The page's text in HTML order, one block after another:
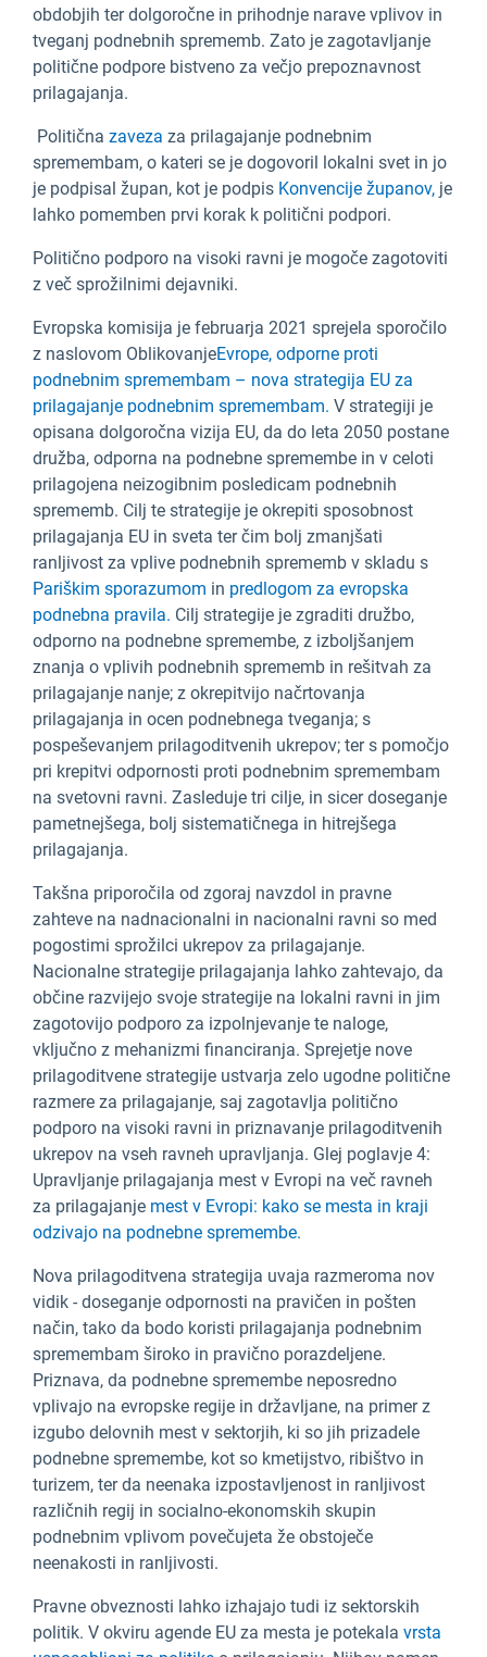
obdobjih ter dolgoročne in prihodnje narave vplivov in
tveganj podnebnih sprememb. Zato je zagotavljanje
politične podpore bistveno za večjo prepoznavnost
prilagajanja.
Politična zaveza za prilagajanje podnebnim
spremembam, o kateri se je dogovoril lokalni svet in jo
je podpisal župan, kot je podpis Konvencije županov, je
lahko pomemben prvi korak k politični podpori.
Politično podporo na visoki ravni je mogoče zagotoviti
z več sprožilnimi dejavniki.
Evropska komisija je februarja 2021 sprejela sporočilo
z naslovom OblikovanjeEvrope, odporne proti
podnebnim spremembam – nova strategija EU za
prilagajanje podnebnim spremembam. V strategiji je
opisana dolgoročna vizija EU, da do leta 2050 postane
družba, odporna na podnebne spremembe in v celoti
prilagojena neizogibnim posledicam podnebnih
sprememb. Cilj te strategije je okrepiti sposobnost
prilagajanja EU in sveta ter čim bolj zmanjšati
ranljivost za vplive podnebnih sprememb v skladu s
Pariškim sporazumom in predlogom za evropska
podnebna pravila. Cilj strategije je zgraditi družbo,
odporno na podnebne spremembe, z izboljšanjem
znanja o vplivih podnebnih sprememb in rešitvah za
prilagajanje nanje; z okrepitvijo načrtovanja
prilagajanja in ocen podnebnega tveganja; s
pospeševanjem prilagoditvenih ukrepov; ter s pomočjo
pri krepitvi odpornosti proti podnebnim spremembam
na svetovni ravni. Zasleduje tri cilje, in sicer doseganje
pametnejšega, bolj sistematičnega in hitrejšega
prilagajanja.
Takšna priporočila od zgoraj navzdol in pravne
zahteve na nadnacionalni in nacionalni ravni so med
pogostimi sprožilci ukrepov za prilagajanje.
Nacionalne strategije prilagajanja lahko zahtevajo, da
občine razvijejo svoje strategije na lokalni ravni in jim
zagotovijo podporo za izpolnjevanje te naloge,
vključno z mehanizmi financiranja. Sprejetje nove
prilagoditvene strategije ustvarja zelo ugodne politične
razmere za prilagajanje, saj zagotavlja politično
podporo na visoki ravni in priznavanje prilagoditvenih
ukrepov na vseh ravneh upravljanja. Glej poglavje 4:
Upravljanje prilagajanja mest v Evropi na več ravneh
za prilagajanje mest v Evropi: kako se mesta in kraji
odzivajo na podnebne spremembe.
Nova prilagoditvena strategija uvaja razmeroma nov
vidik - doseganje odpornosti na pravičen in pošten
način, tako da bodo koristi prilagajanja podnebnim
spremembam široko in pravično porazdeljene.
Priznava, da podnebne spremembe neposredno
vplivajo na evropske regije in državljane, na primer z
izgubo delovnih mest v sektorjih, ki so jih prizadele
podnebne spremembe, kot so kmetijstvo, ribištvo in
turizem, ter da neenaka izpostavljenost in ranljivost
različnih regij in socialno-ekonomskih skupin
podnebnim vplivom povečujeta že obstoječe
neenakosti in ranljivosti.
Pravne obveznosti lahko izhajajo tudi iz sektorskih
politik. V okviru agende EU za mesta je potekala vrsta